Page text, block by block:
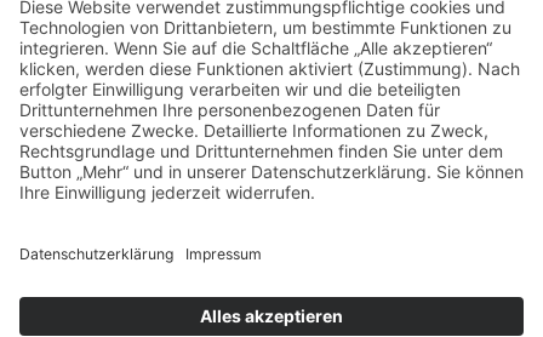
Torbogen im Schloss Rheydt
Torbogen im Schloss Rheydt
Foto: sony_eric_sson via Instagram